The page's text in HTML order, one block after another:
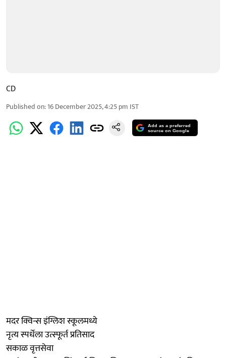
CD
Published on:16 December 2025, 4:25 pm IST
Add as a preferred
source on Google
मदर क्विन्स इंग्लिश स्कूलमध्ये
नृत्य स्पर्धेला उत्स्फूर्त प्रतिसाद
सकाळ वृत्तसेवा